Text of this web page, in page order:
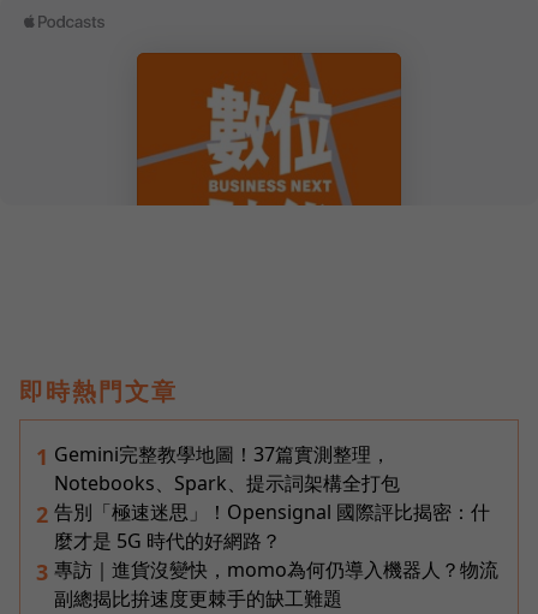
即時熱門文章
1 Gemini完整教學地圖！37篇實測整理，
Notebooks、Spark、提示詞架構全打包
2 告別「極速迷思」！Opensignal 國際評比揭密：什
麼才是 5G 時代的好網路？
3 專訪｜進貨沒變快，momo為何仍導入機器人？物流
副總揭比拚速度更棘手的缺工難題